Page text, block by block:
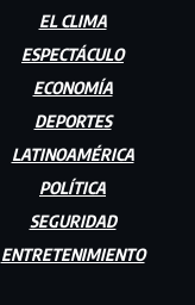
EL CLIMA
ESPECTÁCULO
ECONOMÍA
DEPORTES
LATINOAMÉRICA
POLÍTICA
SEGURIDAD
ENTRETENIMIENTO